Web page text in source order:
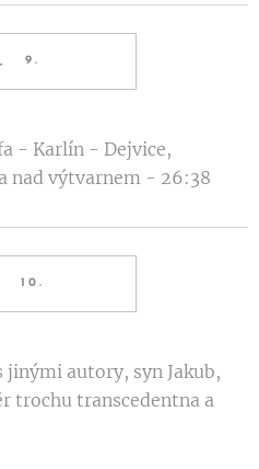
9.
- Karlín - Dejvice,
nad výtvarnem - 26:38
10.
jinými autory, syn Jakub,
trochu transcedentna a